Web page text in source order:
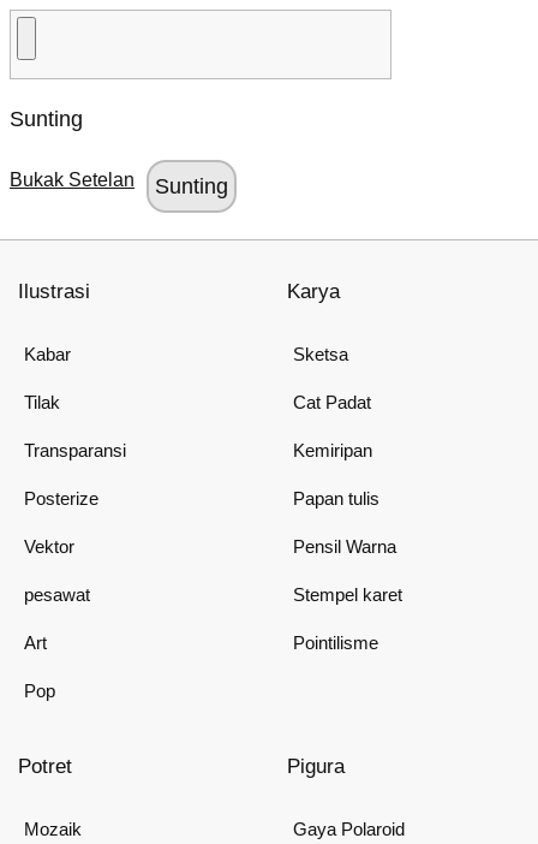
Sunting
Bukak Setelan
Ilustrasi
Kabar
Tilak
Transparansi
Posterize
Vektor
pesawat
Art
Pop
Karya
Sketsa
Cat Padat
Kemiripan
Papan tulis
Pensil Warna
Stempel karet
Pointilisme
Potret
Mozaik
Pigura
Gaya Polaroid